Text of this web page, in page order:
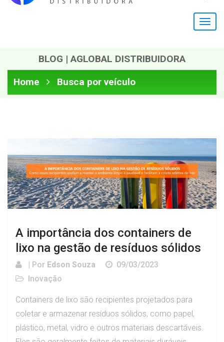
BLOG | AGLOBAL DISTRIBUIDORA
Home
Busca por veículo
A importância dos containers de
lixo na gestão de resíduos sólidos
| Por Edson Souza
09/03/2023
Inovação
Containers de lixo são recipientes projetados para
coletar e armazenar resíduos sólidos, como papel,
plástico, metal, vidro e outros materiais descartáveis.